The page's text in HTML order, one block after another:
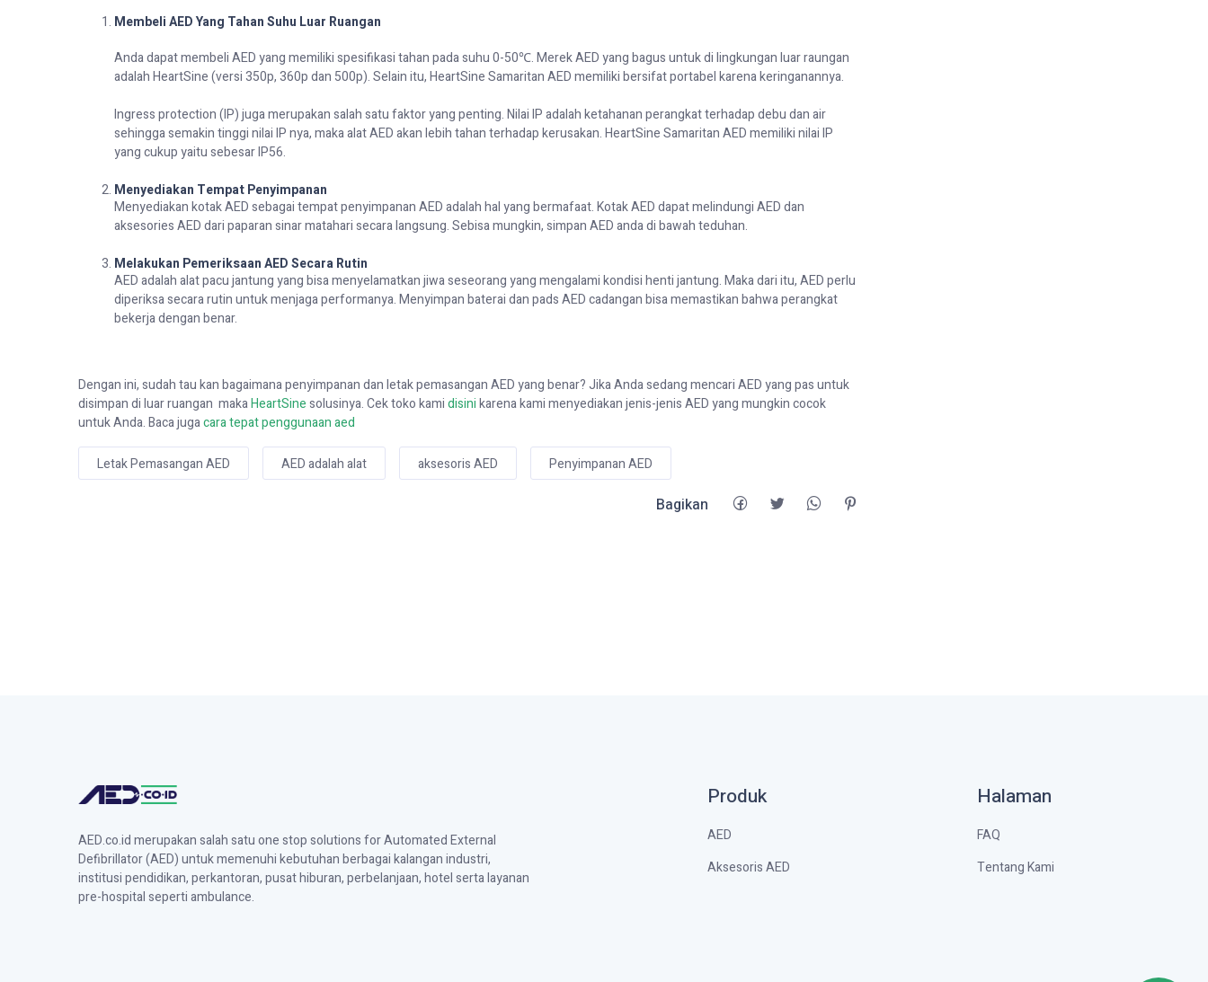
Membeli AED Yang Tahan Suhu Luar Ruangan
Anda dapat membeli AED yang memiliki spesifikasi tahan pada suhu 0-50℃. MerekAED yang bagus untuk di lingkungan luar raungan
adalahHeartSine(versi 350p, 360p dan 500p).Selain itu,HeartSineSamaritanAED memiliki bersifat portabel karena keringanannya.
Ingressprotection(IP) juga merupakan salah satu faktor yang penting. Nilai IP adalah ketahanan perangkat terhadap debu dan air
sehingga semakin tinggi nilai IPnya, maka alat AED akan lebih tahan terhadap kerusakan.HeartSineSamaritanAED memiliki nilai IP
yang cukup yaitu sebesar IP56.
Menyediakan Tempat Penyimpanan
Menyediakan kotak AED sebagai tempat penyimpanan AED adalah hal yangbermafaat. Kotak AED dapat melindungiAED dan
aksesoriesAEDdari paparan sinar matahari secara langsung. Sebisa mungkin, simpan AEDandadi bawahteduhan.
Melakukan Pemeriksaan AED Secara Rutin
AED adalah alat pacu jantung yang bisa menyelamatkan jiwa seseorang yang mengalami kondisi henti jantung. Maka dari itu, AED perlu
diperiksa secara rutin untuk menjaga performanya. Menyimpan bateraidanpadsAEDcadangan bisa memastikan bahwa perangkat
bekerja dengan benar.
Dengan ini, sudahtaukan bagaimanapenyimpanan dan letak pemasanganAEDyangbenar? JikaAnda sedang mencari AED yang pas untuk
disimpan diluar ruangan makaHeartSinesolusinya. Cek toko kamidisinikarena kamimenyediakanjenis-jenis AED yang mungkin cocok
untuk Anda.Baca jugacara tepat penggunaan aed
Letak Pemasangan AED AED adalah alat aksesoris AED Penyimpanan AED
Bagikan
AED.co.id merupakan salah satu one stop solutions for Automated External
Defibrillator (AED) untuk memenuhi kebutuhan berbagai kalangan industri,
institusi pendidikan, perkantoran, pusat hiburan, perbelanjaan, hotel serta layanan
pre-hospital seperti ambulance.
Produk
AED
Aksesoris AED
Halaman
FAQ
Tentang Kami